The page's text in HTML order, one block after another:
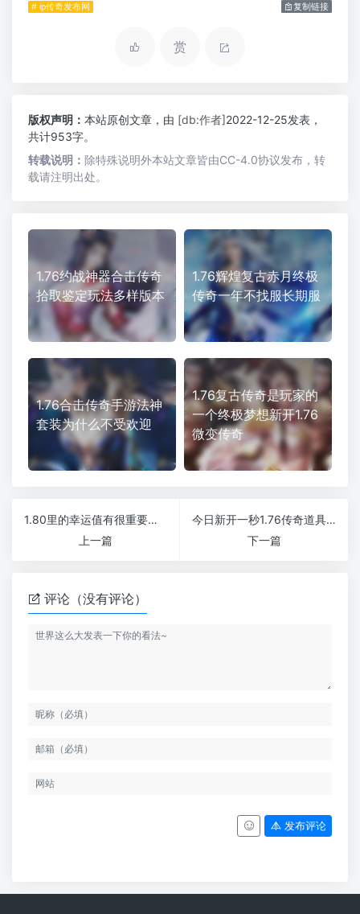
# ip传奇发布网 复制链接
赏
版权声明： 本站原创文章，由 [db:作者]2022-12-25发表，
共计953字。
转载说明： 除特殊说明外本站文章皆由CC-4.0协议发布，转
载请注明出处。
1.76约战神器合击传奇
拾取鉴定玩法多样版本
1.76辉煌复古赤月终极
传奇一年不找服长期服
1.76合击传奇手游法神
套装为什么不受欢迎
1.76复古传奇是玩家的
一个终极梦想新开1.76
微变传奇
1.80里的幸运值有很重要的作用吗
上一篇
今日新开一秒1.76传奇道具副本卷轴的获得有什么途径
下一篇
评论（没有评论）
发布评论